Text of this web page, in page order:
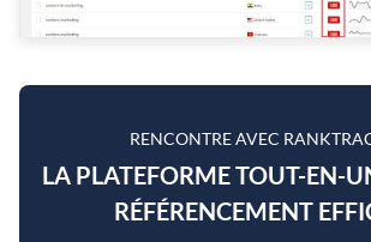
RENCONTRE AVEC
LA PLATEFORME TOUT-EN-
RÉFÉRENCEMENT